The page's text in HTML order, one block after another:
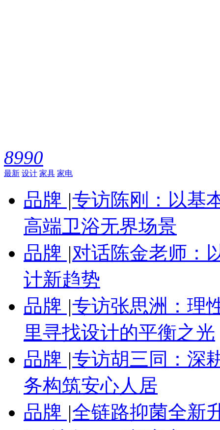
8990
最新 设计 家具 家电
品牌 |专访陈刚：以基
高端卫浴无界场景
品牌 |对话陈金老师：
计新趋势
品牌 |专访张思洲：理
里寻找设计的平衡之光
品牌 |专访胡三同：深
务构筑安心人居
品牌 |全链路抑菌全新